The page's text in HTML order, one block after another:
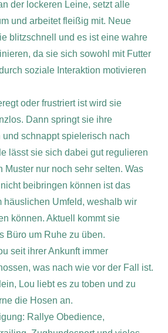
der lockeren Leine, setzt alle
und arbeitet fleißig mit. Neue
blitzschnell und es ist eine wahre
da sie sich sowohl mit Futter
soziale Interaktion motivieren
oder frustriert ist wird sie
Dann springt sie ihre
schnappt spielerisch nach
lässt sie sich dabei gut regulieren
Muster nur noch sehr selten. Was
beibringen können ist das
häuslichen Umfeld, weshalb wir
können. Aktuell kommt sie
Büro um Ruhe zu üben.
seit ihrer Ankunft immer
was nach wie vor der Fall ist.
Lou liebt es zu toben und zu
die Hosen an.
Rallye Obedience,